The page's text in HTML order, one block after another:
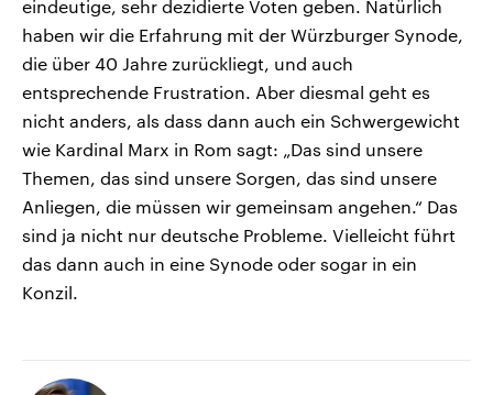
eindeutige, sehr dezidierte Voten geben. Natürlich
haben wir die Erfahrung mit der Würzburger Synode,
die über 40 Jahre zurückliegt, und auch
entsprechende Frustration. Aber diesmal geht es
nicht anders, als dass dann auch ein Schwergewicht
wie Kardinal Marx in Rom sagt: „Das sind unsere
Themen, das sind unsere Sorgen, das sind unsere
Anliegen, die müssen wir gemeinsam angehen.“ Das
sind ja nicht nur deutsche Probleme. Vielleicht führt
das dann auch in eine Synode oder sogar in ein
Konzil.